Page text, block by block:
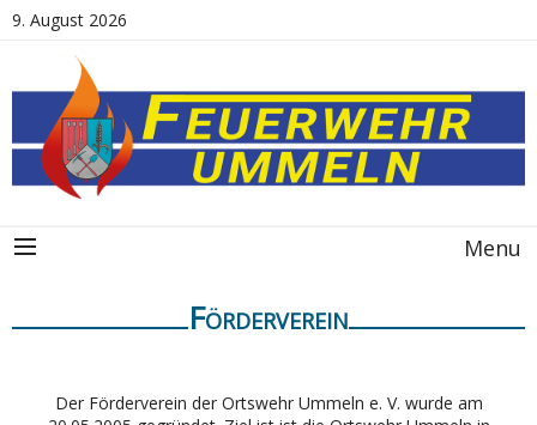
9. August 2026
Menu
Förderverein
Der Förderverein der Ortswehr Ummeln e. V. wurde am